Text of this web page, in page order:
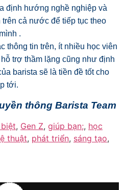
định hướng nghề nghiệp và
cả nước để tiếp tục theo
.
thông tin trên, ít nhiều học viên
trợ thầm lặng cũng như định
barista sẽ là tiền đề tốt cho
tới.
thông Barista Team
, Gen Z, giúp bạn;, học
thuật, phát triển, sáng tạo,